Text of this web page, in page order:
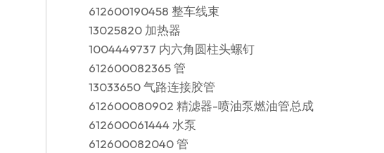
612600190458 整车线束
13025820 加热器
1004449737 内六角圆柱头螺钉
612600082365 管
13033650 气路连接胶管
612600080902 精滤器-喷油泵燃油管总成
612600061444 水泵
612600082040 管